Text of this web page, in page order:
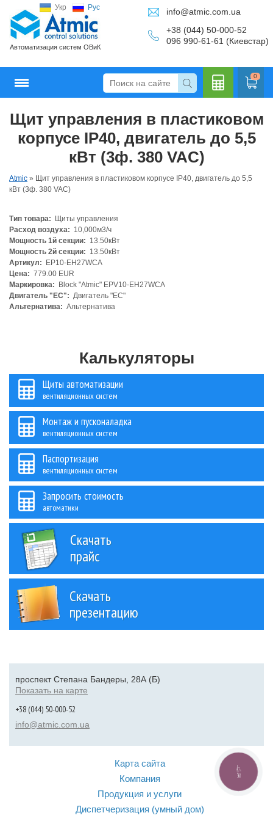
Укр Рус
Автоматизация систем ОВиК
info@atmic.com.ua
+38 (044) 50-000-52
096 990-61-61 (Киевстар)
0
Щит управления в пластиковом
корпусе IP40, двигатель до 5,5
кВт (3ф. 380 VAC)
Atmic » Щит управления в пластиковом корпусе IP40, двигатель до 5,5
кВт (3ф. 380 VAC)
Тип товара:
Щиты управления
Расход воздуха: 10,000м3/ч
Мощность 1й секции: 13.50кВт
Мощность 2й секции: 13.50кВт
Артикул:
EP10-EH27WCA
Цена: 779.00 EUR
Маркировка:
Block "Atmic" EPV10-EH27WCA
Двигатель "ЕС": Двигатель "ЕС"
Альтернатива: Альтернатива
Калькуляторы
Щиты автоматизации
вентиляционных систем
Монтаж и пусконаладка
вентиляционных систем
Паспортизация
вентиляционных систем
Запросить стоимость
автоматики
Скачать
прайс
Скачать
презентацию
проспект Степана Бандеры, 28А (Б)
Показать на карте
+38 (044) 50-000-52
info@atmic.com.ua
Карта сайта
Компания
Продукция и услуги
Диспетчеризация (умный дом)
КНОПКА
СВЯЗИ